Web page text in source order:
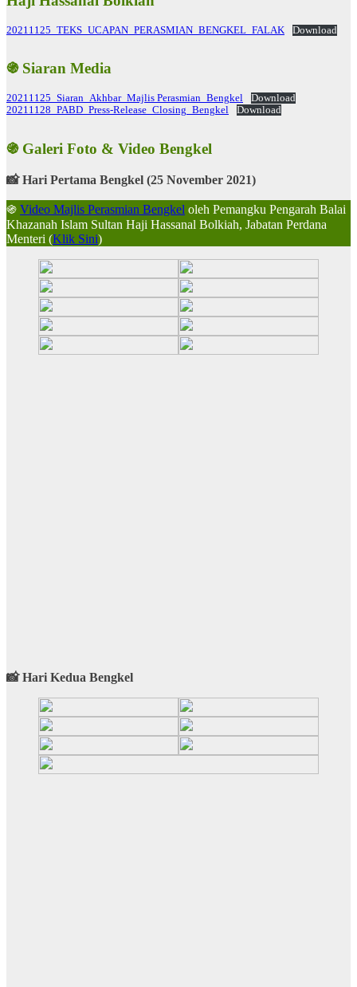
20211125_TEKS_UCAPAN_PERASMIAN_BENGKEL_FALAK Download
֍ Siaran Media
20211125_Siaran_Akhbar_Majlis Perasmian_Bengkel
Download
20211128_PABD_Press-Release_Closing_Bengkel
Download
֍ Galeri Foto & Video Bengkel
📸 Hari Pertama Bengkel (25 November 2021)
֍ Video Majlis Perasmian Bengkel oleh Pemangku Pengarah Balai
Khazanah Islam Sultan Haji Hassanal Bolkiah, Jabatan Perdana
Menteri (Klik Sini)
📸 Hari Kedua Bengkel